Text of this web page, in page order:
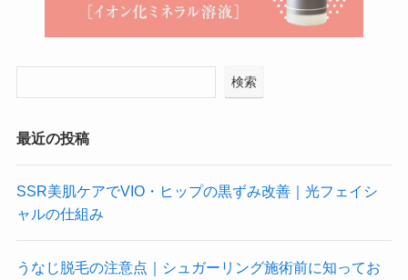
検索
最近の投稿
SSR美肌ケアでVIO・ヒップの黒ずみ改善｜光フェイシ
ャルの仕組み
うなじ脱毛の注意点｜シュガーリング施術前に知ってお